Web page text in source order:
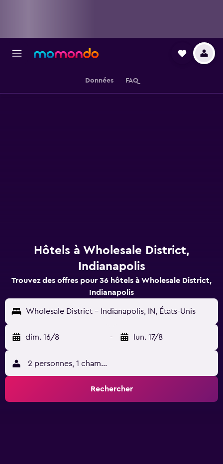
Données FAQ
Hôtels à Wholesale District,
Indianapolis
Trouvez des offres pour 36 hôtels à Wholesale District,
Indianapolis
Wholesale District - Indianapolis, IN, États-Unis
dim. 16/8 - lun. 17/8
2 personnes, 1 chambre
Rechercher